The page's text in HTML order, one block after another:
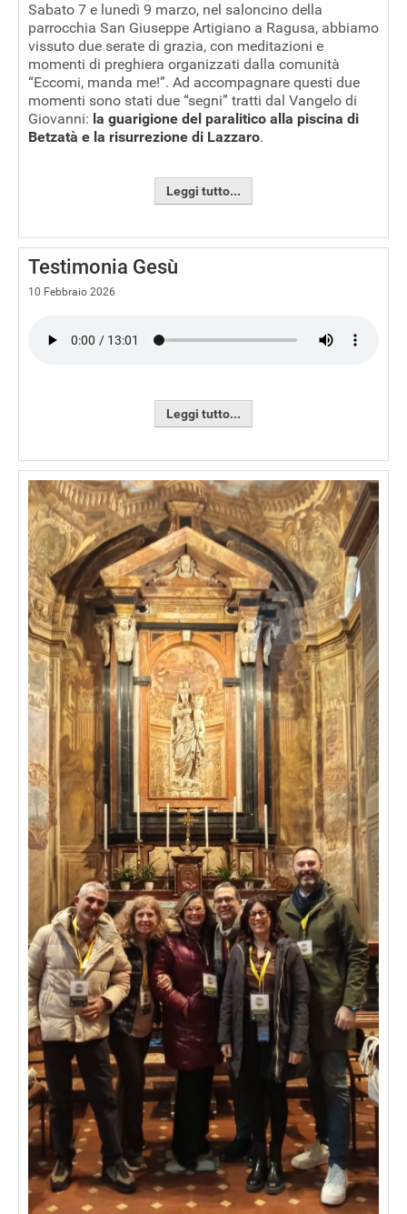
Sabato 7 e lunedì 9 marzo, nel saloncino della
parrocchia San Giuseppe Artigiano a Ragusa, abbiamo
vissuto due serate di grazia, con meditazioni e
momenti di preghiera organizzati dalla comunità
“Eccomi, manda me!”. Ad accompagnare questi due
momenti sono stati due “segni” tratti dal Vangelo di
Giovanni: la guarigione del paralitico alla piscina di
Betzatà e la risurrezione di Lazzaro.
Leggi tutto...
Testimonia Gesù
10 Febbraio 2026
Leggi tutto...